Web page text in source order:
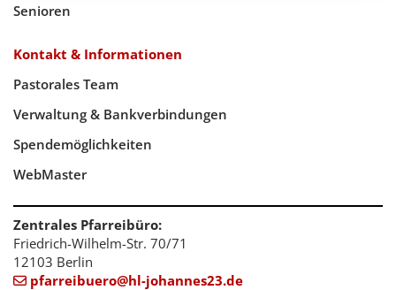
Senioren
Kontakt & Informationen
Pastorales Team
Verwaltung & Bankverbindungen
Spendemöglichkeiten
WebMaster
Zentrales Pfarreibüro:
Friedrich-Wilhelm-Str. 70/71
12103 Berlin
 pfarreibuero@hl-johannes23.de